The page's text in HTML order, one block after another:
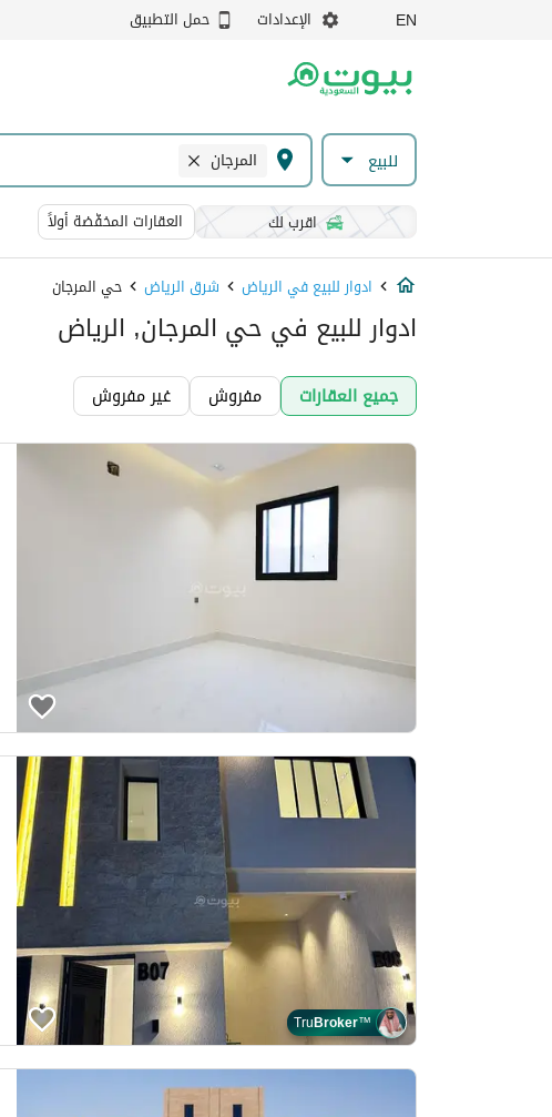
EN الإعدادات حمل التطبيق
للبيع المرجان
اقرب لك العقارات المخفّضة أولاً
ادوار للبيع في الرياض شرق الرياض حي المرجان
ادوار للبيع في حي المرجان, الرياض
جميع العقارات مفروش غير مفروش
TruBroker™